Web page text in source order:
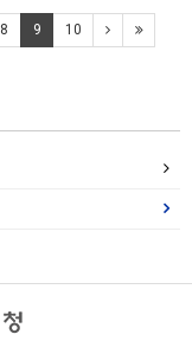
8 9 10